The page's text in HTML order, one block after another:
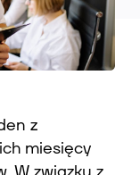
z
miesięcy